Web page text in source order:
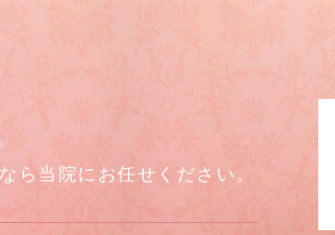
ら当院にお任せください。